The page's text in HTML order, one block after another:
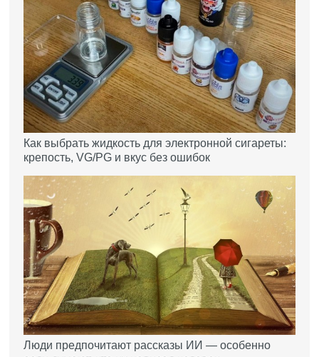
Как выбрать жидкость для электронной сигареты:
крепость, VG/PG и вкус без ошибок
Люди предпочитают рассказы ИИ — особенно